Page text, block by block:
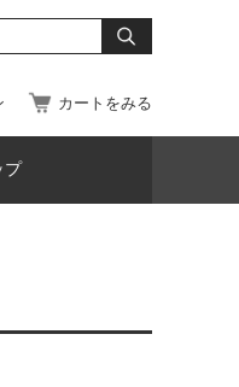
カートをみる
プ